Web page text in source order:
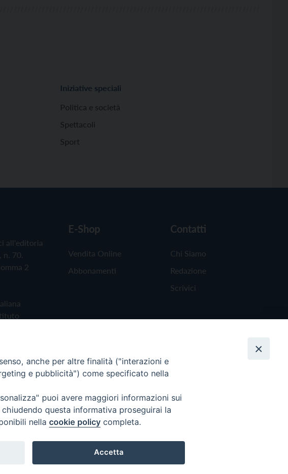
Iniziative speciali
Politica e società
Spettacoli
Sport
all'editoria
70.
2
E-Shop
Vendita Online
Abbonamenti
Contatti
Chi Siamo
Redazione
Scrivici
anche per altre finalità ("interazioni e
e pubblicità") come specificato nella
puoi avere maggiori informazioni sui
questa informativa proseguirai la
nella cookie policy completa.
Accetta